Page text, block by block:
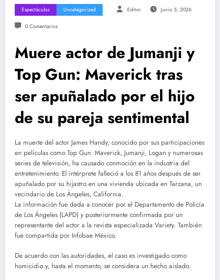
Espectáculos Uncategorized Editor Junio 5, 2026
0 Comentarios
Muere actor de Jumanji y
Top Gun: Maverick tras
ser apuñalado por el hijo
de su pareja sentimental
La muerte del actor James Handy, conocido por sus participaciones
en películas como Top Gun: Maverick, Jumanji, Logan y numerosas
series de televisión, ha causado conmoción en la industria del
entretenimiento. El intérprete falleció a los 81 años después de ser
apuñalado por su hijastro en una vivienda ubicada en Tarzana, un
vecindario de Los Ángeles, California.
La información fue dada a conocer por el Departamento de Policía
de Los Ángeles (LAPD) y posteriormente confirmada por un
representante del actor a la revista especializada Variety. También
fue compartida por Infobae México.
De acuerdo con las autoridades, el caso es investigado como
homicidio y, hasta el momento, se considera un hecho aislado.